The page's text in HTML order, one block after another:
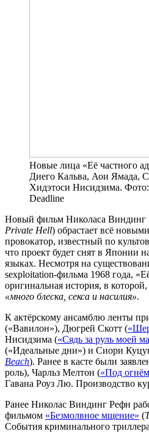
Новые лица «Её частного
Диего Кальва, Аои Ямада,
Хидэтоси Нисидзима.
Deadline
Новый фильм Николаса Виндинг
Private Hell) обрастает всё
провокатор, известный по
что проект будет снят в Японии
языках. Несмотря на
sexploitation-фильма 1968 года,
оригинальная история, в
«много блеска, секса и насилия».
К актёрскому ансамблю ленты
(«Вавилон»), Дюгрей Скотт (
Нисидзима («Сядь за руль моей
(«Идеальные дни») и Сиори
Beach). Ранее в касте были
роль), Чарльз Мелтон («Под
Гавана Роуз Лю. Производство
Ранее Николас Виндинг Рефн
фильмом «Безмолвное мщение» (
События криминального